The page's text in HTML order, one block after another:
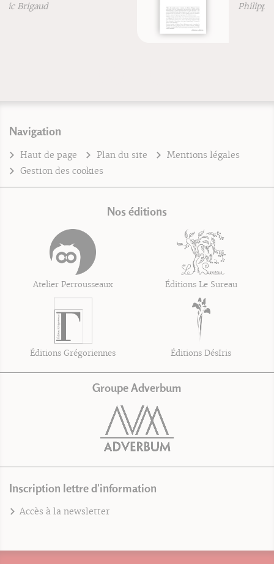
Philippe Coupey
Navigation
Haut de page Plan du site
Mentions légales
Gestion des cookies
Nos éditions
Atelier Perrousseaux Éditions Le Sureau
Éditions Grégoriennes Éditions DésIris
Groupe Adverbum
Inscription lettre d'information
Accès à la newsletter